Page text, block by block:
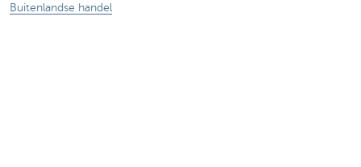
Buitenlandse handel